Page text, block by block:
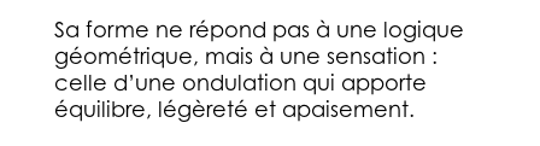
Sa forme ne répond pas à une logique
géométrique, mais à une sensation :
celle d’une ondulation qui apporte
équilibre, légèreté et apaisement.